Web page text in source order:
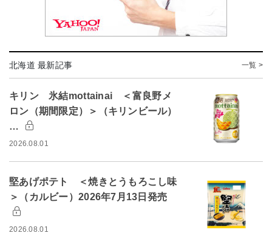
北海道 最新記事 一覧 >
キリン 氷結mottainai ＜富良野メ
ロン（期間限定）＞（キリンビール）
…
2026.08.01
堅あげポテト ＜焼きとうもろこし味
＞（カルビー）2026年7月13日発売
2026.08.01